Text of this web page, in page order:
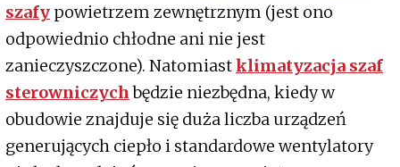
szafy powietrzem zewnętrznym (jest ono
odpowiednio chłodne ani nie jest
zanieczyszczone). Natomiastklimatyzacja szaf
sterowniczychbędzie niezbędna, kiedy w
obudowie znajduje się duża liczba urządzeń
generujących ciepło i standardowe wentylatory